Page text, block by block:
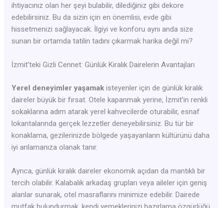
ihtiyacınız olan her şeyi bulabilir, dilediğiniz gibi dekore
edebilirsiniz. Bu da sizin için en önemlisi, evde gibi
hissetmenizi sağlayacak. İlgiyi ve konforu aynı anda size
sunan bir ortamda tatilin tadını çıkarmak harika değil mi?
İzmit’teki Gizli Cennet: Günlük Kiralık Dairelerin Avantajları
Yerel deneyimler yaşamak isteyenler için de günlük kiralık
daireler büyük bir fırsat. Otele kapanmak yerine, İzmit’in renkli
sokaklarına adım atarak yerel kahvecilerde oturabilir, esnaf
lokantalarında gerçek lezzetler deneyebilirsiniz. Bu tür bir
konaklama, gezilerinizde bölgede yaşayanların kültürünü daha
iyi anlamanıza olanak tanır.
Ayrıca, günlük kiralık daireler ekonomik açıdan da mantıklı bir
tercih olabilir. Kalabalık arkadaş grupları veya aileler için geniş
alanlar sunarak, otel masraflarını minimize edebilir. Dairede